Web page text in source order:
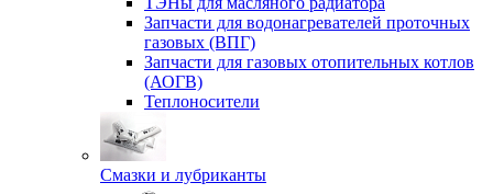
Запчасти для водонагревателей проточных
газовых (ВПГ)
Запчасти для газовых отопительных котлов
(АОГВ)
Теплоносители
Смазки и лубриканты